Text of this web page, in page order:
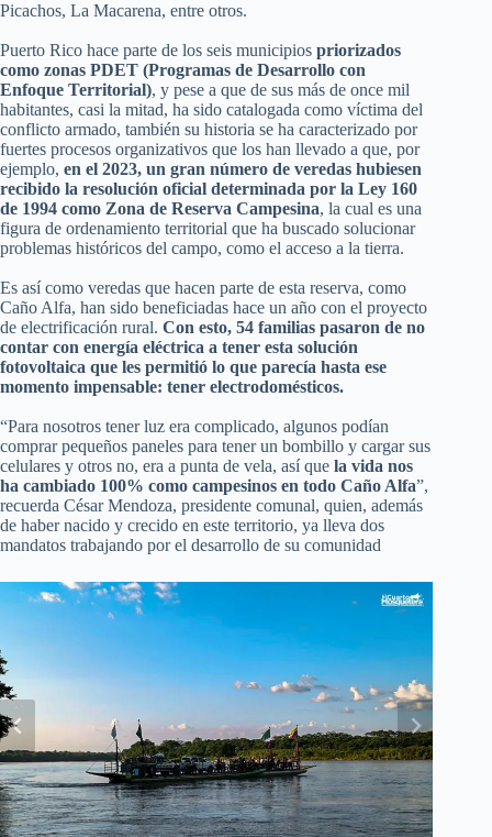
Picachos, La Macarena, entre otros.
Puerto Rico hace parte de los seis municipios priorizados
como zonas PDET (Programas de Desarrollo con
Enfoque Territorial), y pese a que de sus más de once mil
habitantes, casi la mitad, ha sido catalogada como víctima del
conflicto armado, también su historia se ha caracterizado por
fuertes procesos organizativos que los han llevado a que, por
ejemplo, en el 2023, un gran número de veredas hubiesen
recibido la resolución oficial determinada por la Ley 160
de 1994 como Zona de Reserva Campesina, la cual es una
figura de ordenamiento territorial que ha buscado solucionar
problemas históricos del campo, como el acceso a la tierra.
Es así como veredas que hacen parte de esta reserva, como
Caño Alfa, han sido beneficiadas hace un año con el proyecto
de electrificación rural. Con esto, 54 familias pasaron de no
contar con energía eléctrica a tener esta solución
fotovoltaica que les permitió lo que parecía hasta ese
momento impensable: tener electrodomésticos.
“Para nosotros tener luz era complicado, algunos podían
comprar pequeños paneles para tener un bombillo y cargar sus
celulares y otros no, era a punta de vela, así que la vida nos
ha cambiado 100% como campesinos en todo Caño Alfa”,
recuerda César Mendoza, presidente comunal, quien, además
de haber nacido y crecido en este territorio, ya lleva dos
mandatos trabajando por el desarrollo de su comunidad